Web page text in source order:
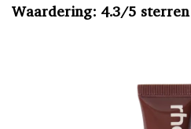
Waardering: 4.3/5 sterren